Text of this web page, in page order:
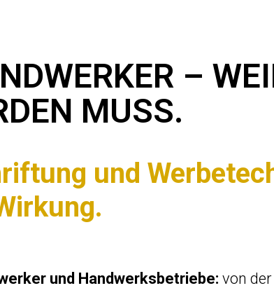
–
MUSS.
und
und Handwerksbetriebe: von